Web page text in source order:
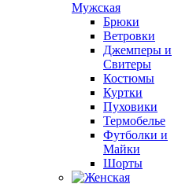
Мужская
Брюки
Ветровки
Джемперы и
Свитеры
Костюмы
Куртки
Пуховики
Термобелье
Футболки и
Майки
Шорты